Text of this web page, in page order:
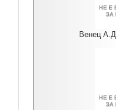
Венец